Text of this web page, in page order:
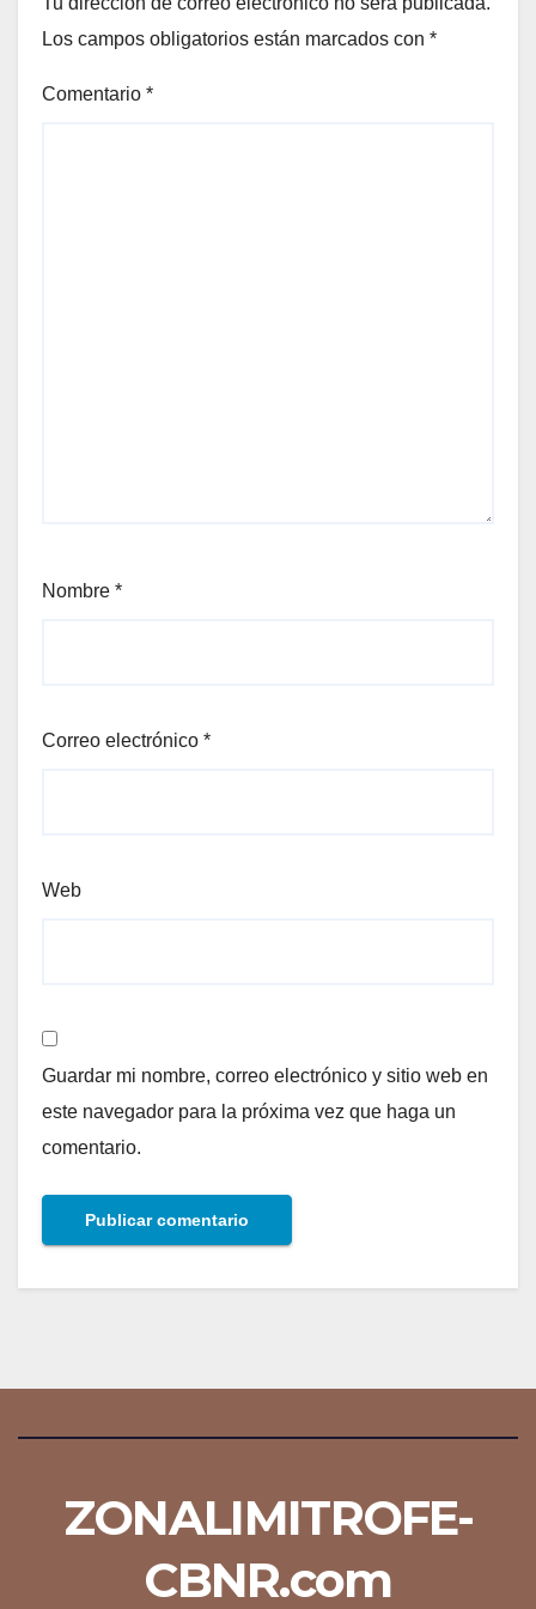
Los campos obligatorios están marcados con *
Comentario *
Nombre *
Correo electrónico *
Web
Guardar mi nombre, correo electrónico y sitio web en
este navegador para la próxima vez que haga un
comentario.
ZONALIMITROFE-
CBNR.com